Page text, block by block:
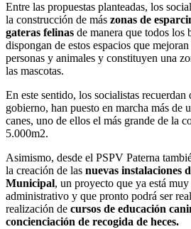
Entre las propuestas planteadas, los
la construcción de más zonas de
gateras felinas de manera que todos los
dispongan de estos espacios que
personas y animales y constituyen una
las mascotas.
En este sentido, los socialistas recuerdan
gobierno, han puesto en marcha más de
canes, uno de ellos el más grande de la
5.000m2.
Asimismo, desde el PSPV Paterna
la creación de las nuevas instalaciones
Municipal, un proyecto que ya está
administrativo y que pronto podrá ser
realización de cursos de educación
concienciación de recogida de heces.